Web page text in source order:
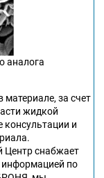
аналога
за счет
жидкой
консультации и
Центр снабжает
информацией по